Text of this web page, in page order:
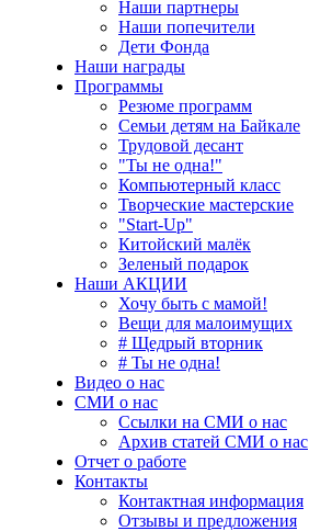
Наши партнеры
Наши попечители
Дети Фонда
Наши награды
Программы
Резюме программ
Семьи детям на Байкале
Трудовой десант
"Ты не одна!"
Компьютерный класс
Творческие мастерские
"Start-Up"
Китойский малёк
Зеленый подарок
Наши АКЦИИ
Хочу быть с мамой!
Вещи для малоимущих
# Щедрый вторник
# Ты не одна!
Видео о нас
СМИ о нас
Ссылки на СМИ о нас
Архив статей СМИ о нас
Отчет о работе
Контакты
Контактная информация
Отзывы и предложения